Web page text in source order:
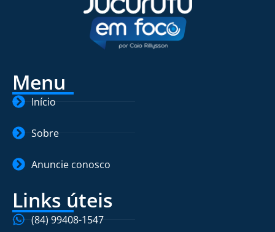
Menu
Início
Sobre
Anuncie conosco
Links úteis
(84) 99408-1547